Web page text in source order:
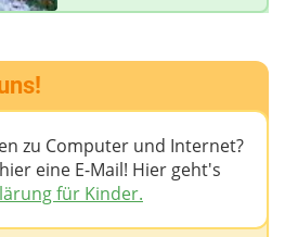
zu Computer und Internet?
eine E-Mail! Hier geht's
für Kinder.